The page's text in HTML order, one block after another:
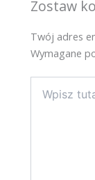
Zostaw
Twój adres
Wymagane
tutaj..